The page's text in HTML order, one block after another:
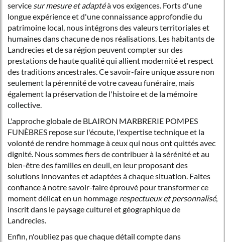
service sur mesure et adaptéà vos exigences. Forts d'une
longue expérience et d'une connaissance approfondie du
patrimoine local, nous intégrons des valeurs territoriales et
humaines dans chacune de nos réalisations. Les habitants de
Landrecies et de sa région peuvent compter sur des
prestations de haute qualité qui allient modernité et respect
des traditions ancestrales. Ce savoir-faire unique assure non
seulement la pérennité de votre caveau funéraire, mais
également la préservation de l'histoire et de la mémoire
collective.
L'approche globale de BLAIRON MARBRERIE POMPES
FUNÈBRES repose sur l'écoute, l'expertise technique et la
volonté de rendre hommage à ceux qui nous ont quittés avec
dignité. Nous sommes fiers de contribuer à la sérénité et au
bien-être des familles en deuil, en leur proposant des
solutions innovantes et adaptées à chaque situation. Faites
confiance à notre savoir-faire éprouvé pour transformer ce
moment délicat en un hommage respectueux et personnalisé,
inscrit dans le paysage culturel et géographique de
Landrecies.
Enfin, n'oubliez pas que chaque détail compte dans